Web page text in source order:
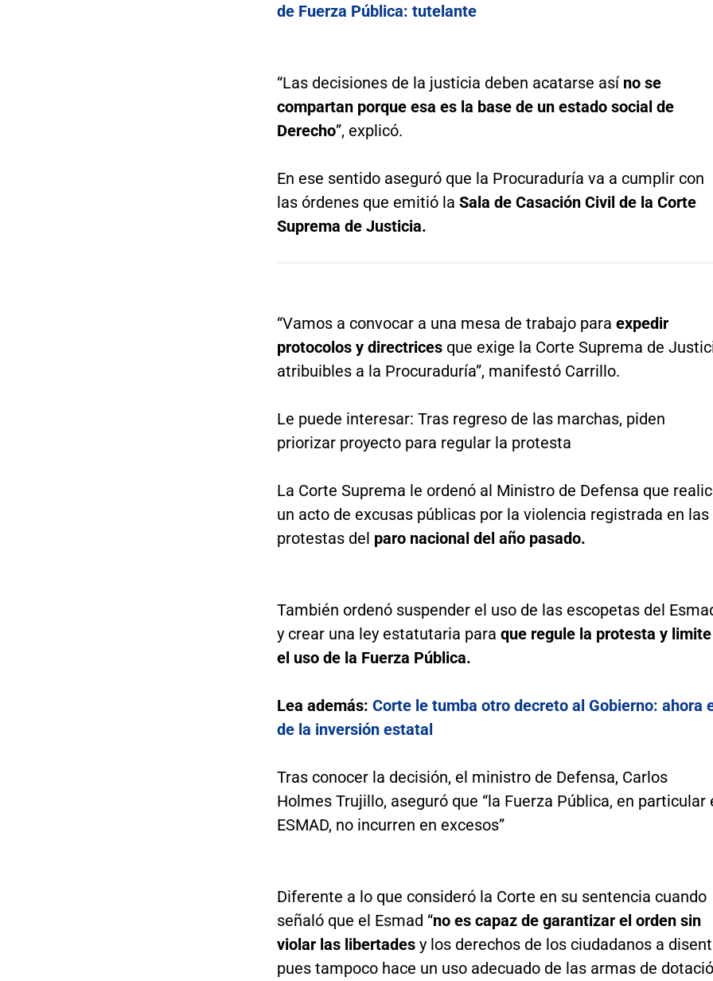
de Fuerza Pública: tutelante
“Las decisiones de la justicia deben acatarse así no se
compartan porque esa es la base de un estado social de
Derecho”, explicó.
En ese sentido aseguró que la Procuraduría va a cumplir con
las órdenes que emitió la Sala de Casación Civil de la Corte
Suprema de Justicia.
“Vamos a convocar a una mesa de trabajo para expedir
protocolos y directrices que exige la Corte Suprema de
atribuibles a la Procuraduría”, manifestó Carrillo.
Le puede interesar: Tras regreso de las marchas, piden
priorizar proyecto para regular la protesta
La Corte Suprema le ordenó al Ministro de Defensa que
un acto de excusas públicas por la violencia registrada en las
protestas del paro nacional del año pasado.
También ordenó suspender el uso de las escopetas del
y crear una ley estatutaria para que regule la protesta y limite
el uso de la Fuerza Pública.
Lea además: Corte le tumba otro decreto al Gobierno: ahora
de la inversión estatal
Tras conocer la decisión, el ministro de Defensa, Carlos
Holmes Trujillo, aseguró que “la Fuerza Pública, en particular
ESMAD, no incurren en excesos”
Diferente a lo que consideró la Corte en su sentencia cuando
señaló que el Esmad “no es capaz de garantizar el orden sin
violar las libertadesy los derechos de los ciudadanos a
pues tampoco hace un uso adecuado de las armas de